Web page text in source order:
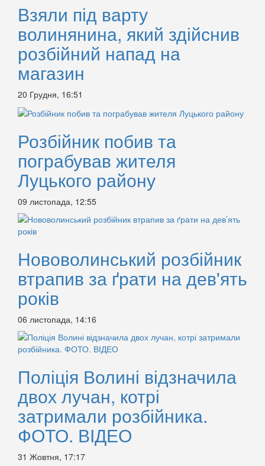
Взяли під варту
волинянина, який здійснив
розбійний напад на
магазин
20 Грудня, 16:51
Розбійник побив та
пограбував жителя
Луцького району
09 листопада, 12:55
Нововолинський розбійник
втрапив за ґрати на дев'ять
років
06 листопада, 14:16
Поліція Волині відзначила
двох лучан, котрі
затримали розбійника.
ФОТО. ВІДЕО
31 Жовтня, 17:17